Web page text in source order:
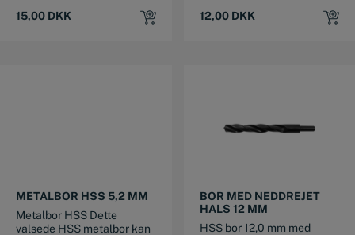
15,00 DKK 12,00 DKK
METALBOR HSS 5,2 MM
Metalbor HSS Dette
valsede HSS metalbor kan
BOR MED NEDDREJET
HALS 12 MM
HSS bor 12,0 mm med